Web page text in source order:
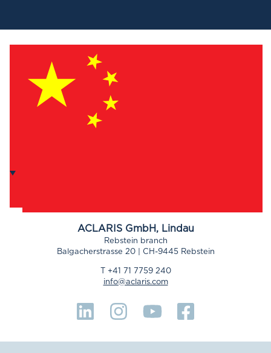
ACLARIS GmbH, Lindau
Rebstein branch
Balgacherstrasse 20 | CH-9445 Rebstein
T +41 71 7759 240
info@aclaris.com